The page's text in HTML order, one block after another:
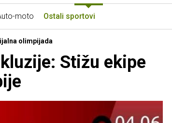
moto Ostali sportovi
olimpijada
Stižu ekipe